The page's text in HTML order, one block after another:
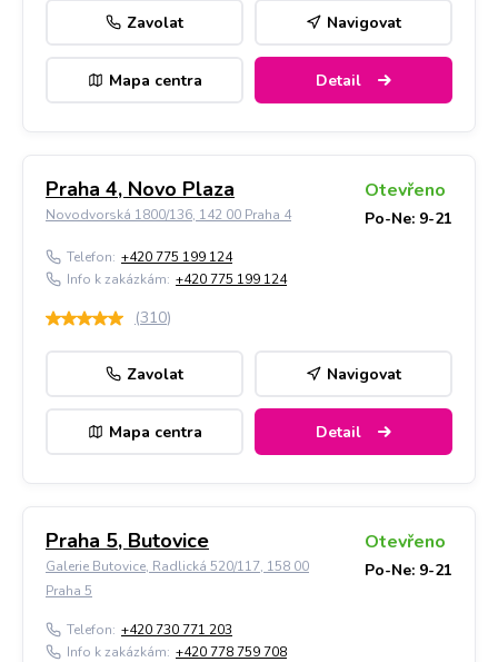
Zavolat Navigovat
Mapa centra Detail
Praha 4, Novo Plaza
Novodvorská 1800/136, 142 00 Praha 4
Otevřeno
Po-Ne: 9-21
Telefon: +420 775 199 124
Info k zakázkám: +420 775 199 124
(310)
Zavolat Navigovat
Mapa centra Detail
Praha 5, Butovice
Galerie Butovice, Radlická 520/117, 158 00
Praha 5
Otevřeno
Po-Ne: 9-21
Telefon: +420 730 771 203
Info k zakázkám: +420 778 759 708